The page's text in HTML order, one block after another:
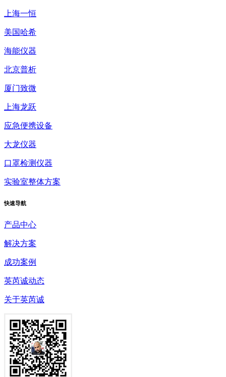
上海一恒
美国哈希
海能仪器
北京普析
厦门致微
上海龙跃
应急便携设备
大龙仪器
口罩检测仪器
实验室整体方案
快速导航
产品中心
解决方案
成功案例
英芮诚动态
关于英芮诚